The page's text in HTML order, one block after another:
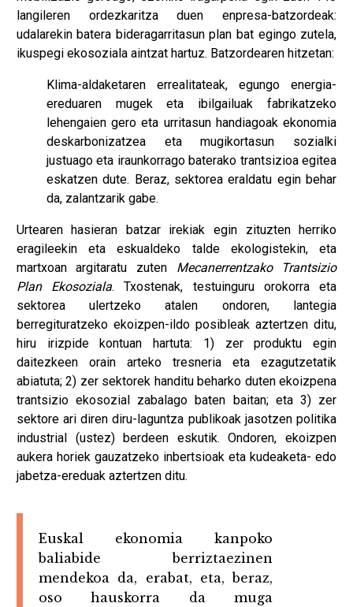
langileren ordezkaritza duen enpresa-batzordeak:
udalarekin batera bideragarritasun plan bat egingo zutela,
ikuspegi ekosoziala aintzat hartuz. Batzordearen hitzetan:
Klima-aldaketaren errealitateak, egungo energia-
ereduaren mugek eta ibilgailuak fabrikatzeko
lehengaien gero eta urritasun handiagoak ekonomia
deskarbonizatzea eta mugikortasun sozialki
justuago eta iraunkorrago baterako trantsizioa egitea
eskatzen dute. Beraz, sektorea eraldatu egin behar
da, zalantzarik gabe.
Urtearen hasieran batzar irekiak egin zituzten herriko
eragileekin eta eskualdeko talde ekologistekin, eta
martxoan argitaratu zuten Mecanerrentzako Trantsizio
Plan Ekosoziala. Txostenak, testuinguru orokorra eta
sektorea ulertzeko atalen ondoren, lantegia
berregituratzeko ekoizpen-ildo posibleak aztertzen ditu,
hiru irizpide kontuan hartuta: 1) zer produktu egin
daitezkeen orain arteko tresneria eta ezagutzetatik
abiatuta; 2) zer sektorek handitu beharko duten ekoizpena
trantsizio ekosozial zabalago baten baitan; eta 3) zer
sektore ari diren diru-laguntza publikoak jasotzen politika
industrial (ustez) berdeen eskutik. Ondoren, ekoizpen
aukera horiek gauzatzeko inbertsioak eta kudeaketa- edo
jabetza-ereduak aztertzen ditu.
Euskal ekonomia kanpoko
baliabide berriztaezinen
mendekoa da, erabat, eta, beraz,
oso hauskorra da muga